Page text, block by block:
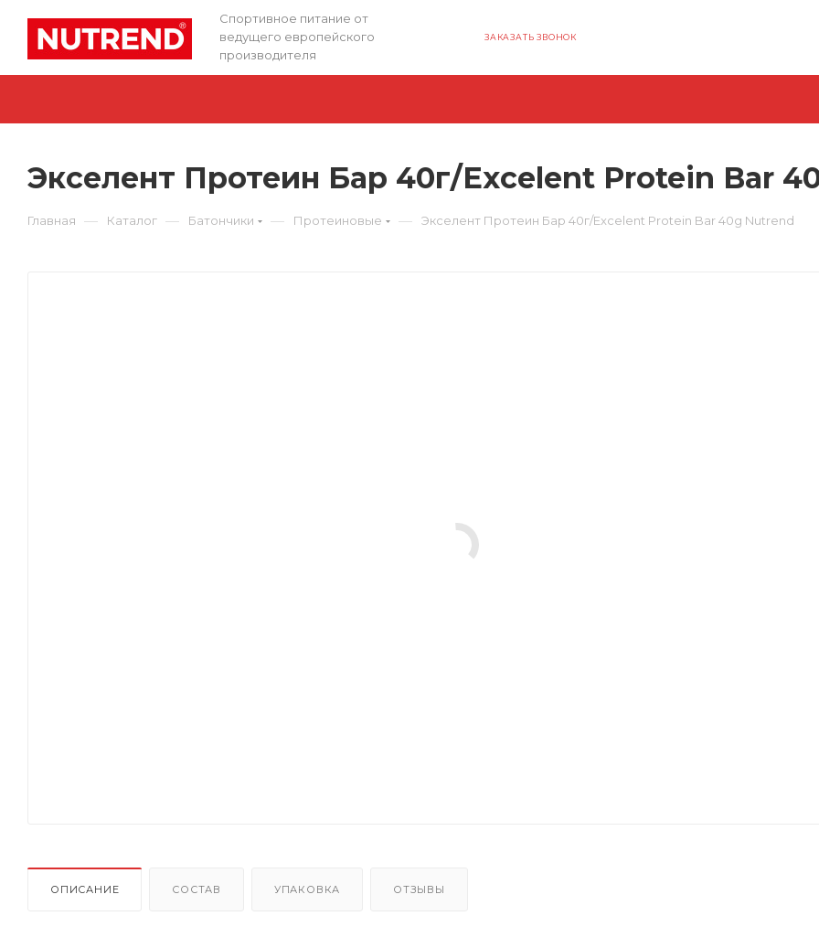
Спортивное питание от
ведущего европейского
производителя
ЗАКАЗАТЬ ЗВОНОК
Экселент Протеин Бар 40г/Excelent Protein Bar
Главная — Каталог — Батончики — Протеиновые — Экселент Протеин Бар 40г/Excelent Protein Bar 40g Nutrend
ОПИСАНИЕ СОСТАВ УПАКОВКА ОТЗЫВЫ